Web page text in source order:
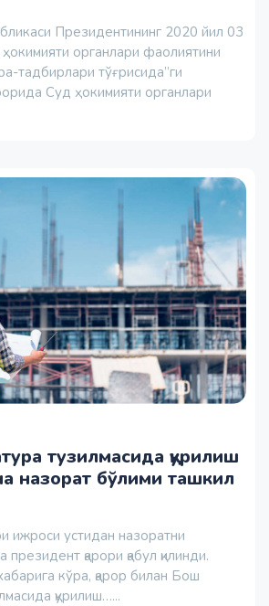
Президентининг 2020 йил 03
органлари фаолиятини
тадбирлари тўғрисида”ги
Суд ҳокимияти органлари
тузилмасида қурилиш
назорат бўлими ташкил
ижроси устидан назоратни
қарори қабул қилинди.
кўра, қарор билан Бош
қурилиш…...